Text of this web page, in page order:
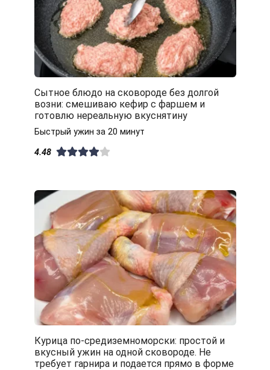
Сытное блюдо на сковороде без долгой
возни: смешиваю кефир с фаршем и
готовлю нереальную вкуснятину
Быстрый ужин за 20 минут
4.48
Курица по-средиземноморски: простой и
вкусный ужин на одной сковороде. Не
требует гарнира и подается прямо в форме